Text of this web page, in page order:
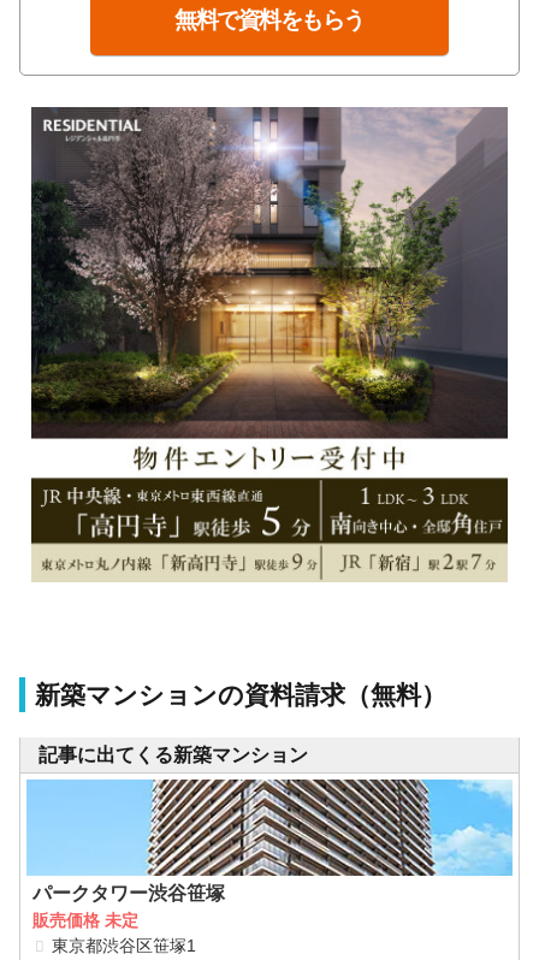
無料で資料をもらう
新築マンションの資料請求（無料）
記事に出てくる新築マンション
パークタワー渋谷笹塚
販売価格 未定
東京都渋谷区笹塚1